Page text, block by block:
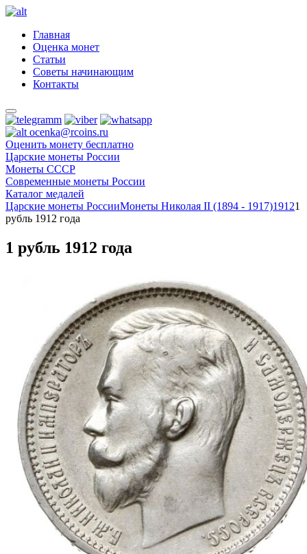
Главная
Оценка монет
Статьи
Советы начинающим
Контакты
ocenka@rcoins.ru
Оценить монету бесплатно
Царские монеты России
Монеты СССР
Современные монеты России
Каталог медалей
Царские монеты РоссииМонеты Николая II (1894 - 1917)19121
рубль 1912 года
1 рубль 1912 года